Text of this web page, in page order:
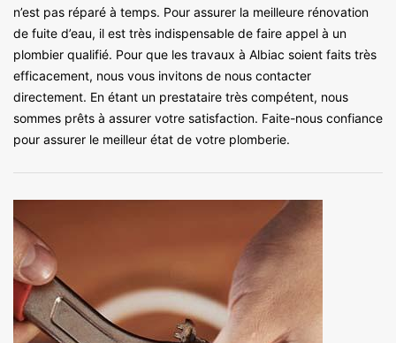
n’est pas réparé à temps. Pour assurer la meilleure rénovation
de fuite d’eau, il est très indispensable de faire appel à un
plombier qualifié. Pour que les travaux à Albiac soient faits très
efficacement, nous vous invitons de nous contacter
directement. En étant un prestataire très compétent, nous
sommes prêts à assurer votre satisfaction. Faite-nous confiance
pour assurer le meilleur état de votre plomberie.